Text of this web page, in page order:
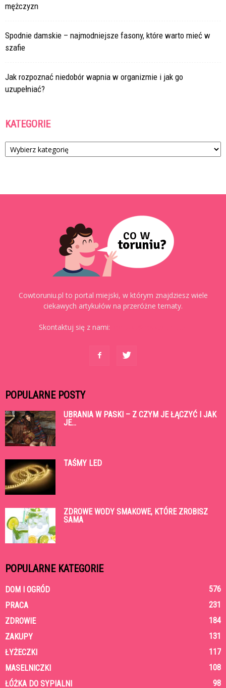
mężczyzn
Spodnie damskie – najmodniejsze fasony, które warto mieć w
szafie
Jak rozpoznać niedobór wapnia w organizmie i jak go
uzupełniać?
KATEGORIE
Kategorie
Cowtoruniu.pl to portal miejski, w którym znajdziesz wiele
ciekawych artykułów na przeróżne tematy.
Skontaktuj się z nami:
POPULARNE POSTY
UBRANIA W PASKI – Z CZYM JE ŁĄCZYĆ I JAK
JE...
TAŚMY LED
ZDROWE WODY SMAKOWE, KTÓRE ZROBISZ
SAMA
POPULARNE KATEGORIE
DOM I OGRÓD
576
PRACA
231
ZDROWIE
184
ZAKUPY
131
ŁYŻECZKI
117
MASELNICZKI
108
ŁÓŻKA DO SYPIALNI
98